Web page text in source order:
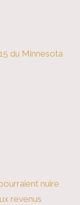
du Minnesota
nuire
revenus